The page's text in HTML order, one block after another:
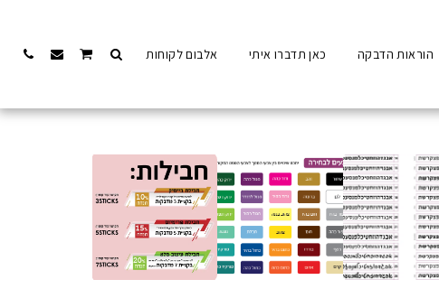
הוראות הדבקה כאן תדברו איתי אלבום לקוחות